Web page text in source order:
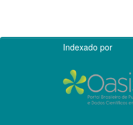
Indexado por